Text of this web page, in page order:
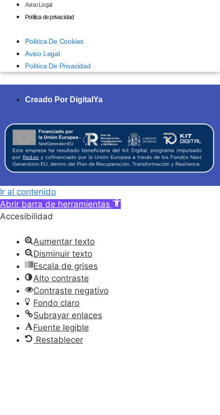
Aviso Legal
Política de privacidad
Política De Cookies
Aviso Legal
Política De Privacidad
Creado Por DigitalYa
Ir al contenido
Abrir barra de herramientas
Accesibilidad
Aumentar texto
Disminuir texto
Escala de grises
Alto contraste
Contraste negativo
Fondo claro
Subrayar enlaces
Fuente legible
Restablecer